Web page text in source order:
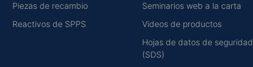
Piezas de recambio
Reactivos de SPPS
Seminarios web a la carta
Videos de productos
Hojas de datos de seguridad
(SDS)